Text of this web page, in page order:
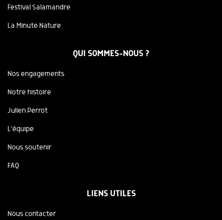
Festival Salamandre
La Minute Nature
QUI SOMMES-NOUS ?
Nos engagements
Notre histoire
Julien Perrot
L'équipe
Nous soutenir
FAQ
LIENS UTILES
Nous contacter